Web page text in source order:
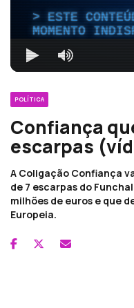
ESTE
MOMENTO
POLÍTICA
Confiança
escarpas
A Coligação Confiança
de 7 escarpas do
milhões de euros e que
Europeia.